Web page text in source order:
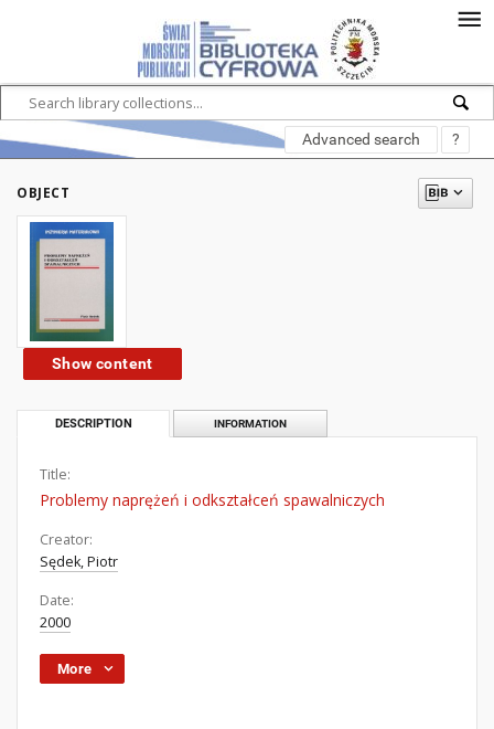
Advanced search ?
OBJECT
Show content
DESCRIPTION INFORMATION
Title:
Problemy naprężeń i odkształceń spawalniczych
Creator:
Sędek, Piotr
Date:
2000
More